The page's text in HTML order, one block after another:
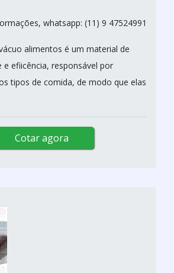
whatsapp: (11) 9 47524991
alimentos é um material de
e efiicência, responsável por
tipos de comida, de modo que elas
Cotar agora